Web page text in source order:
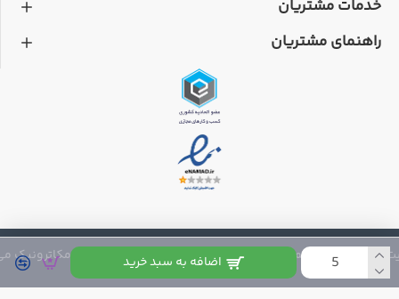
اضافه به سبد خرید
خدمات مشتریان
راهنمای مشتریان
فروشگاه مکاترونیک می باشد